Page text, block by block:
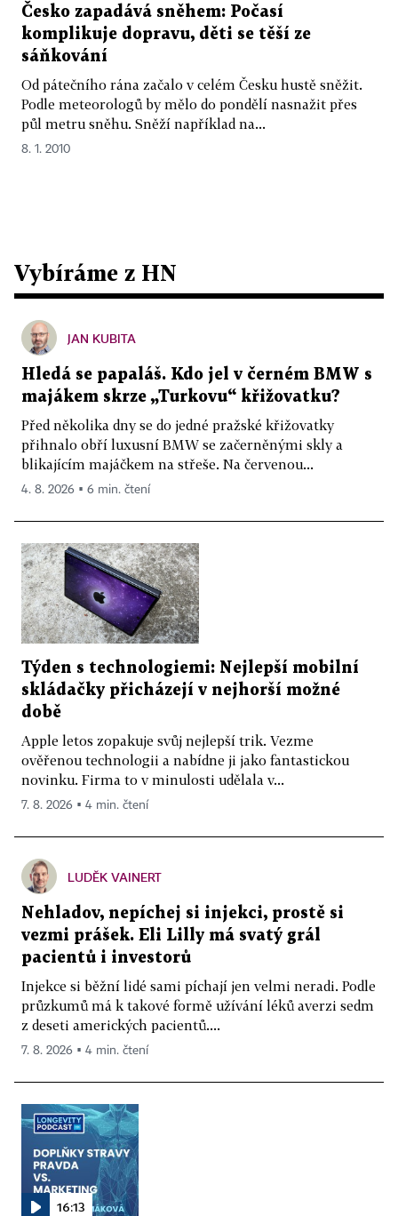
Česko zapadává sněhem: Počasí
komplikuje dopravu, děti se těší ze
sáňkování
Od pátečního rána začalo v celém Česku hustě sněžit.
Podle meteorologů by mělo do pondělí nasnažit přes
půl metru sněhu. Sněží například na...
8. 1. 2010
Vybíráme z HN
JAN KUBITA
Hledá se papaláš. Kdo jel v černém BMW s
majákem skrze „Turkovu“ křižovatku?
Před několika dny se do jedné pražské křižovatky
přihnalo obří luxusní BMW se začerněnými skly a
blikajícím majáčkem na střeše. Na červenou...
4. 8. 2026 ▪ 6 min. čtení
Týden s technologiemi: Nejlepší mobilní
skládačky přicházejí v nejhorší možné
době
Apple letos zopakuje svůj nejlepší trik. Vezme
ověřenou technologii a nabídne ji jako fantastickou
novinku. Firma to v minulosti udělala v...
7. 8. 2026 ▪ 4 min. čtení
LUDĚK VAINERT
Nehladov, nepíchej si injekci, prostě si
vezmi prášek. Eli Lilly má svatý grál
pacientů i investorů
Injekce si běžní lidé sami píchají jen velmi neradi. Podle
průzkumů má k takové formě užívání léků averzi sedm
z deseti amerických pacientů....
7. 8. 2026 ▪ 4 min. čtení
16:13